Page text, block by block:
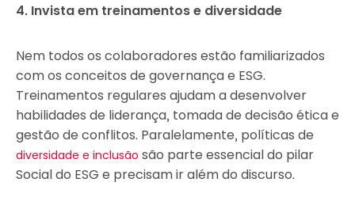
4. Invista em treinamentos e diversidade
Nem todos os colaboradores estão familiarizados
com os conceitos de governança e ESG.
Treinamentos regulares ajudam a desenvolver
habilidades de liderança, tomada de decisão ética e
gestão de conflitos. Paralelamente, políticas de
diversidade e inclusão são parte essencial do pilar
Social do ESG e precisam ir além do discurso.